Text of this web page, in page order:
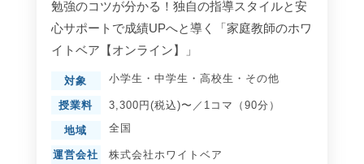
勉強のコツが分かる！独自の指導スタイルと安
心サポートで成績UPへと導く「家庭教師のホワ
イトベア【オンライン】」
対象 小学生 ・ 中学生 ・ 高校生 ・ その他
授業料 3,300円(税込)〜／1コマ（90分）
地域 全国
運営会社
株式会社ホワイトベア